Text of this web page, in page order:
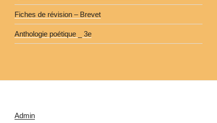
Fiches de révision – Brevet
Anthologie poétique _ 3e
Admin